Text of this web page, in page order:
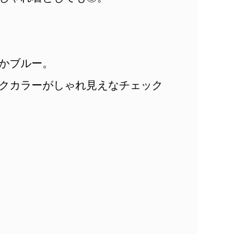
ブルー。
カラーがしゃれ見えなチェック